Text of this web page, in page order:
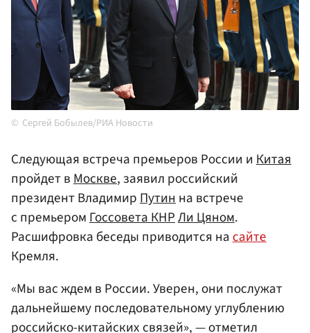
Сергей Бобылев/РИА Новости
Следующая встреча премьеров России иКитая
пройдет вМоскве, заявил российский
президент ВладимирПутинна встрече
с премьеромГоссовета КНРЛи Цяном.
Расшифровка беседы приводится насайте
Кремля.
«Мы вас ждем в России. Уверен, они послужат
дальнейшему последовательному углублению
российско-китайских связей», — отметил